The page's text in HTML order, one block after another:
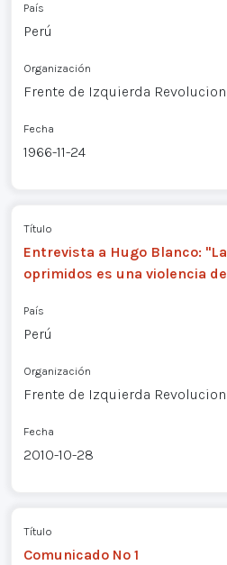
País
Perú
Organización
Frente de Izquierda
Fecha
1966-11-24
Título
Entrevista a Hugo Blanco:
oprimidos es una violencia
País
Perú
Organización
Frente de Izquierda
Fecha
2010-10-28
Título
Comunicado Nº 1